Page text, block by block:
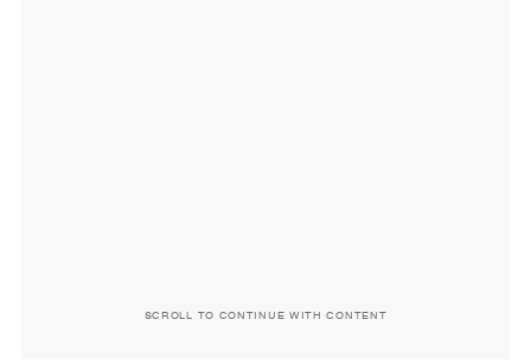
SCROLL TO CONTINUE WITH CONTENT